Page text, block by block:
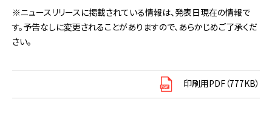
※ニュースリリースに掲載されている情報は、発表日現在の情報で
す。予告なしに変更されることがありますので、あらかじめご了承くだ
さい。
印刷用PDF（777KB）